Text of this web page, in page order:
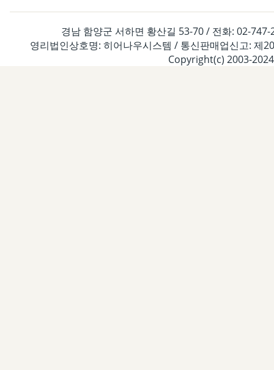
경남 함양군 서하면 황산길 53-70 / 전화: 02-
영리법인상호명: 히어나우시스템 / 통신판매업신고: 제
Copyright(c) 2003-